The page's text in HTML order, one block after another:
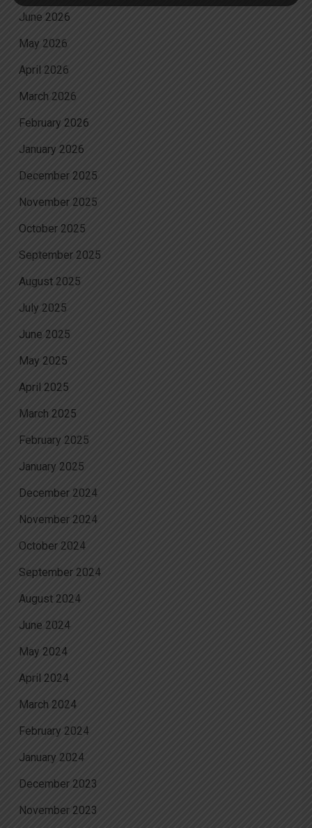
June 2026
May 2026
April 2026
March 2026
February 2026
January 2026
December 2025
November 2025
October 2025
September 2025
August 2025
July 2025
June 2025
May 2025
April 2025
March 2025
February 2025
January 2025
December 2024
November 2024
October 2024
September 2024
August 2024
June 2024
May 2024
April 2024
March 2024
February 2024
January 2024
December 2023
November 2023